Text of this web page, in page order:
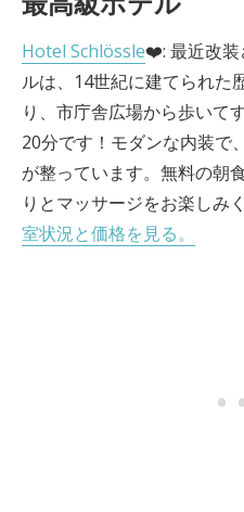
Hotel Schlössle❤️: 最近改装
ルは、14世紀に建てられた
り、市庁舎広場から歩いて
20分です！モダンな内装で
が整っています。無料の朝
りとマッサージをお楽しみ
室状況と価格を見る。